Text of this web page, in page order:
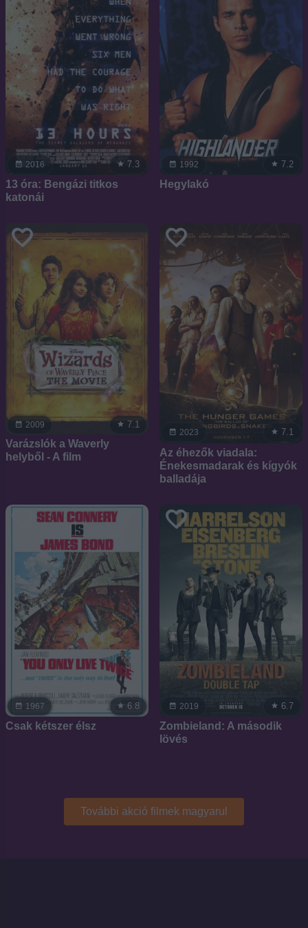
2016 7.3
13 óra: Bengázi titkos
katonái
1992 7.2
Hegylakó
2009 7.1
Varázslók a Waverly
helyből - A film
2023 7.1
Az éhezők viadala:
Énekesmadarak és kígyók
balladája
1967 6.8
Csak kétszer élsz
2019 6.7
Zombieland: A második
lövés
További akció filmek magyarul